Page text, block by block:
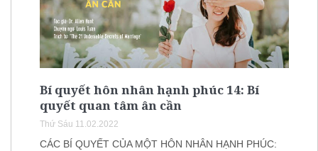
Bí quyết hôn nhân hạnh phúc 14: Bí
quyết quan tâm ân cần
Thứ Sáu 11.02.2022
CÁC BÍ QUYẾT CỦA MỘT HÔN NHÂN HẠNH PHÚC: